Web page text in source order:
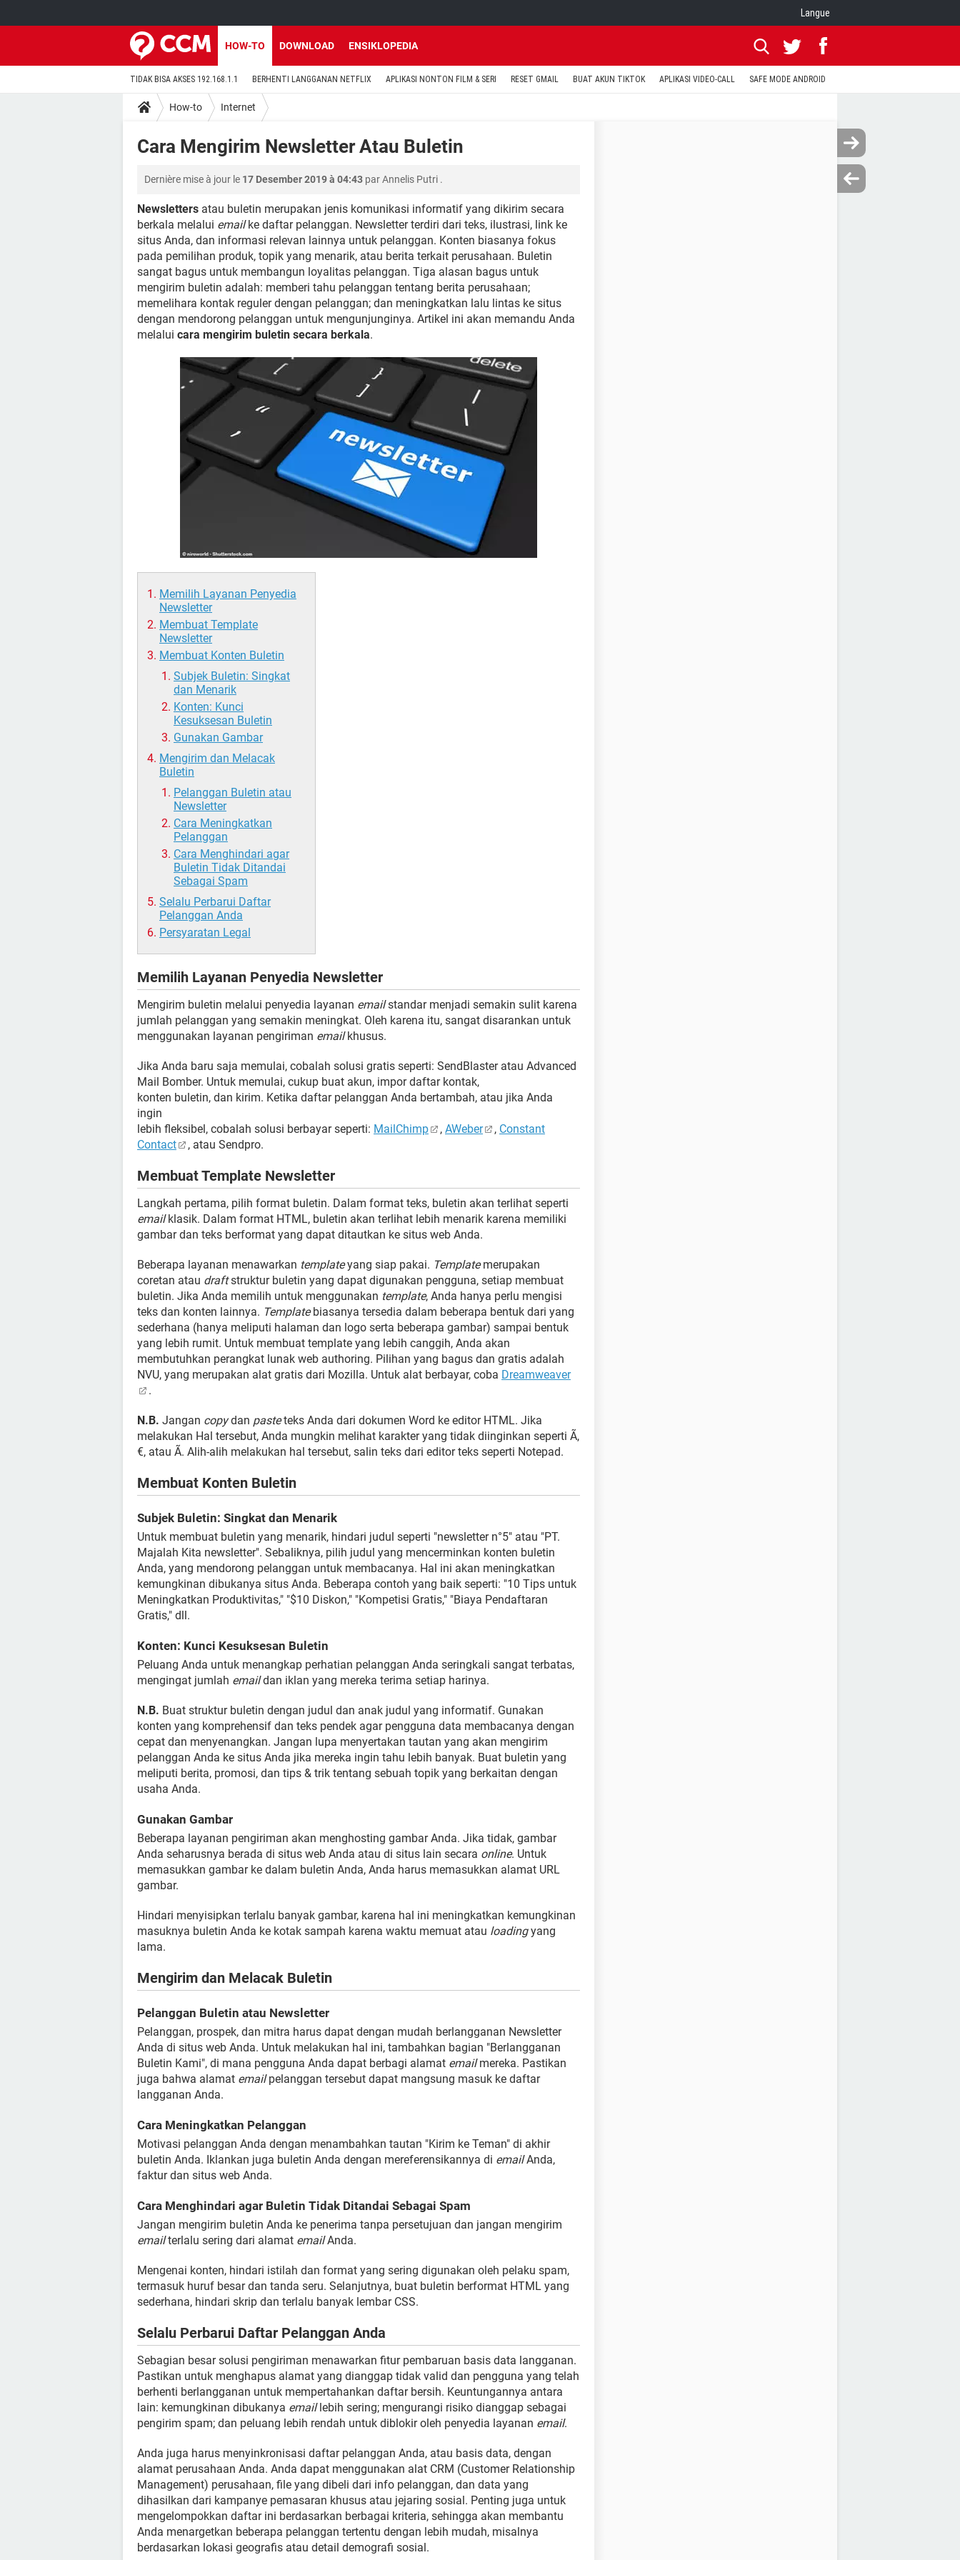
Langue
HOW-TO DOWNLOAD ENSIKLOPEDIA
TIDAK BISA AKSES 192.168.1.1 BERHENTI LANGGANAN NETFLIX APLIKASI NONTON FILM & SERI RESET GMAIL BUAT AKUN TIKTOK APLIKASI VIDEO-CALL SAFE MODE ANDROID
How-to Internet
Cara Mengirim Newsletter Atau Buletin
Dernière mise à jour le 17 Desember 2019 à 04:43 parAnnelis Putri .
Newsletters atau buletin merupakan jenis komunikasi informatif yang dikirim secara
berkala melalui emailke daftar pelanggan. Newsletter terdiri dari teks, ilustrasi, link ke
situs Anda, dan informasi relevan lainnya untuk pelanggan. Konten biasanya fokus
pada pemilihan produk, topik yang menarik, atau berita terkait perusahaan. Buletin
sangat bagus untuk membangun loyalitas pelanggan. Tiga alasan bagus untuk
mengirim buletin adalah: memberi tahu pelanggan tentang berita perusahaan;
memelihara kontak reguler dengan pelanggan; dan meningkatkan lalu lintas ke situs
dengan mendorong pelanggan untuk mengunjunginya. Artikel ini akan memandu Anda
melalui cara mengirim buletin secara berkala.
Memilih Layanan Penyedia
Newsletter
Membuat Template
Newsletter
Membuat Konten Buletin
Subjek Buletin: Singkat
dan Menarik
Konten: Kunci
Kesuksesan Buletin
Gunakan Gambar
Mengirim dan Melacak
Buletin
Pelanggan Buletin atau
Newsletter
Cara Meningkatkan
Pelanggan
Cara Menghindari agar
Buletin Tidak Ditandai
Sebagai Spam
Selalu Perbarui Daftar
Pelanggan Anda
Persyaratan Legal
Memilih Layanan Penyedia Newsletter
Mengirim buletin melalui penyedia layanan emailstandar menjadi semakin sulit karena
jumlah pelanggan yang semakin meningkat. Oleh karena itu, sangat disarankan untuk
menggunakan layanan pengiriman emailkhusus.
Jika Anda baru saja memulai, cobalah solusi gratis seperti: SendBlaster atau Advanced
Mail Bomber. Untuk memulai, cukup buat akun, impor daftar kontak,
konten buletin, dan kirim. Ketika daftar pelanggan Anda bertambah, atau jika Anda
ingin
lebih fleksibel, cobalah solusi berbayar seperti: MailChimp , AWeber , Constant
Contact
, atau Sendpro.
Membuat Template Newsletter
Langkah pertama, pilih format buletin. Dalam format teks, buletin akan terlihat seperti
emailklasik. Dalam format HTML, buletin akan terlihat lebih menarik karena memiliki
gambar dan teks berformat yang dapat ditautkan ke situs web Anda.
Beberapa layanan menawarkan templateyang siap pakai. Templatemerupakan
coretan atau draftstruktur buletin yang dapat digunakan pengguna, setiap membuat
buletin. Jika Anda memilih untuk menggunakan template, Anda hanya perlu mengisi
teks dan konten lainnya. Templatebiasanya tersedia dalam beberapa bentuk dari yang
sederhana (hanya meliputi halaman dan logo serta beberapa gambar) sampai bentuk
yang lebih rumit. Untuk membuat template yang lebih canggih, Anda akan
membutuhkan perangkat lunak web authoring. Pilihan yang bagus dan gratis adalah
NVU, yang merupakan alat gratis dari Mozilla. Untuk alat berbayar, coba Dreamweaver
.
N.B. Jangan copydan pasteteks Anda dari dokumen Word ke editor HTML. Jika
melakukan Hal tersebut, Anda mungkin melihat karakter yang tidak diinginkan seperti Ã,
€, atau Ã. Alih-alih melakukan hal tersebut, salin teks dari editor teks seperti Notepad.
Membuat Konten Buletin
Subjek Buletin: Singkat dan Menarik
Untuk membuat buletin yang menarik, hindari judul seperti "newsletter n°5" atau "PT.
Majalah Kita newsletter". Sebaliknya, pilih judul yang mencerminkan konten buletin
Anda, yang mendorong pelanggan untuk membacanya. Hal ini akan meningkatkan
kemungkinan dibukanya situs Anda. Beberapa contoh yang baik seperti: "10 Tips untuk
Meningkatkan Produktivitas," "$10 Diskon," "Kompetisi Gratis," "Biaya Pendaftaran
Gratis," dll.
Konten: Kunci Kesuksesan Buletin
Peluang Anda untuk menangkap perhatian pelanggan Anda seringkali sangat terbatas,
mengingat jumlah emaildan iklan yang mereka terima setiap harinya.
N.B. Buat struktur buletin dengan judul dan anak judul yang informatif. Gunakan
konten yang komprehensif dan teks pendek agar pengguna data membacanya dengan
cepat dan menyenangkan. Jangan lupa menyertakan tautan yang akan mengirim
pelanggan Anda ke situs Anda jika mereka ingin tahu lebih banyak. Buat buletin yang
meliputi berita, promosi, dan tips & trik tentang sebuah topik yang berkaitan dengan
usaha Anda.
Gunakan Gambar
Beberapa layanan pengiriman akan menghosting gambar Anda. Jika tidak, gambar
Anda seharusnya berada di situs web Anda atau di situs lain secara online. Untuk
memasukkan gambar ke dalam buletin Anda, Anda harus memasukkan alamat URL
gambar.
Hindari menyisipkan terlalu banyak gambar, karena hal ini meningkatkan kemungkinan
masuknya buletin Anda ke kotak sampah karena waktu memuat atau loadingyang
lama.
Mengirim dan Melacak Buletin
Pelanggan Buletin atau Newsletter
Pelanggan, prospek, dan mitra harus dapat dengan mudah berlangganan Newsletter
Anda di situs web Anda. Untuk melakukan hal ini, tambahkan bagian "Berlangganan
Buletin Kami", di mana pengguna Anda dapat berbagi alamat emailmereka. Pastikan
juga bahwa alamat emailpelanggan tersebut dapat mangsung masuk ke daftar
langganan Anda.
Cara Meningkatkan Pelanggan
Motivasi pelanggan Anda dengan menambahkan tautan "Kirim ke Teman" di akhir
buletin Anda. Iklankan juga buletin Anda dengan mereferensikannya di emailAnda,
faktur dan situs web Anda.
Cara Menghindari agar Buletin Tidak Ditandai Sebagai Spam
Jangan mengirim buletin Anda ke penerima tanpa persetujuan dan jangan mengirim
emailterlalu sering dari alamat emailAnda.
Mengenai konten, hindari istilah dan format yang sering digunakan oleh pelaku spam,
termasuk huruf besar dan tanda seru. Selanjutnya, buat buletin berformat HTML yang
sederhana, hindari skrip dan terlalu banyak lembar CSS.
Selalu Perbarui Daftar Pelanggan Anda
Sebagian besar solusi pengiriman menawarkan fitur pembaruan basis data langganan.
Pastikan untuk menghapus alamat yang dianggap tidak valid dan pengguna yang telah
berhenti berlangganan untuk mempertahankan daftar bersih. Keuntungannya antara
lain: kemungkinan dibukanya emaillebih sering; mengurangi risiko dianggap sebagai
pengirim spam; dan peluang lebih rendah untuk diblokir oleh penyedia layanan email.
Anda juga harus menyinkronisasi daftar pelanggan Anda, atau basis data, dengan
alamat perusahaan Anda. Anda dapat menggunakan alat CRM (Customer Relationship
Management) perusahaan, file yang dibeli dari info pelanggan, dan data yang
dihasilkan dari kampanye pemasaran khusus atau jejaring sosial. Penting juga untuk
mengelompokkan daftar ini berdasarkan berbagai kriteria, sehingga akan membantu
Anda menargetkan beberapa pelanggan tertentu dengan lebih mudah, misalnya
berdasarkan lokasi geografis atau detail demografi sosial.